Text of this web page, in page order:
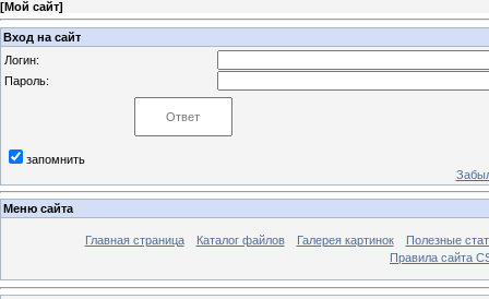
[Мой сайт]
Вход на сайт
Логин:
Пароль:
запомнить
Меню сайта
Главная страница Каталог файлов Галерея картинок
Полезные
Правила сайта